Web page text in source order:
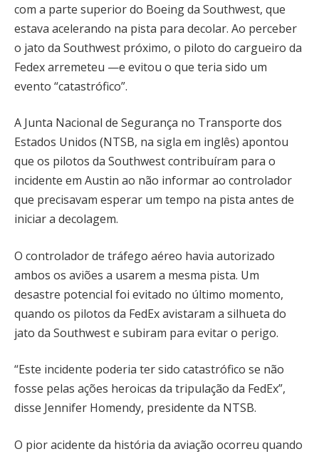
com a parte superior do Boeing da Southwest, que
estava acelerando na pista para decolar. Ao perceber
o jato da Southwest próximo, o piloto do cargueiro da
Fedex arremeteu —e evitou o que teria sido um
evento “catastrófico”.
A Junta Nacional de Segurança no Transporte dos
Estados Unidos (NTSB, na sigla em inglês) apontou
que os pilotos da Southwest contribuíram para o
incidente em Austin ao não informar ao controlador
que precisavam esperar um tempo na pista antes de
iniciar a decolagem.
O controlador de tráfego aéreo havia autorizado
ambos os aviões a usarem a mesma pista. Um
desastre potencial foi evitado no último momento,
quando os pilotos da FedEx avistaram a silhueta do
jato da Southwest e subiram para evitar o perigo.
“Este incidente poderia ter sido catastrófico se não
fosse pelas ações heroicas da tripulação da FedEx”,
disse Jennifer Homendy, presidente da NTSB.
O pior acidente da história da aviação ocorreu quando